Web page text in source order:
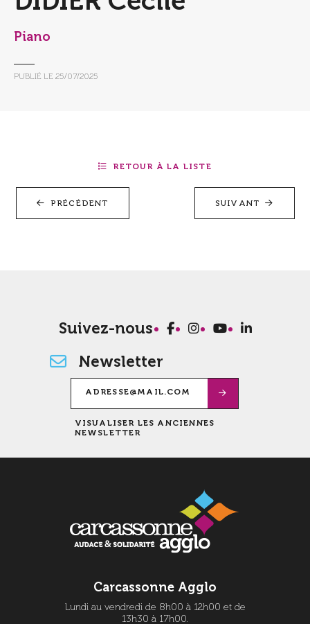
Piano
PUBLIÉ LE 25/07/2025
PRÉCÉDENT
RETOUR À LA LISTE
SUIVANT
Suivez-nous
Newsletter
VISUALISER LES ANCIENNES
NEWSLETTER
Carcassonne Agglo
Lundi au vendredi de 8h00 à 12h00 et de
13h30 à 17h00.